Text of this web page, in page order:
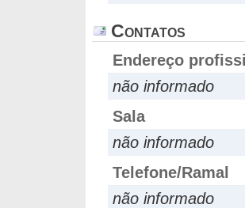
Contatos
Endereço
não informado
Sala
não informado
Telefone/Ramal
não informado